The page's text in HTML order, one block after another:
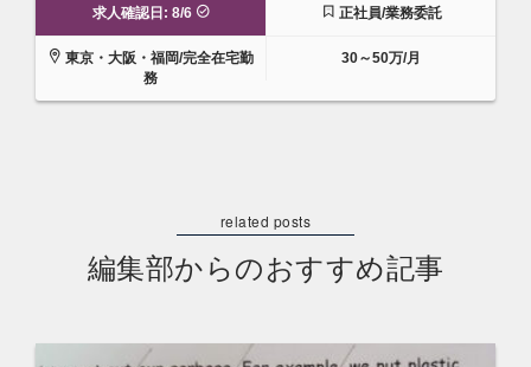
求人確認日: 8/6 正社員/業務委託
東京・大阪・福岡/完全在宅勤
務
30～50万/月
編集部からのおすすめ記事